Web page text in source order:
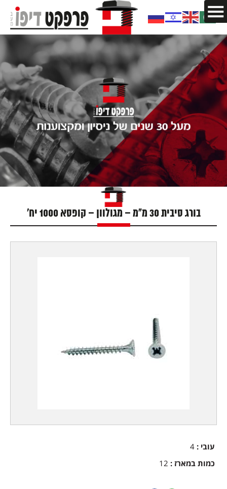
בורג סיבית 30 מ"מ – מגולוון – קופסא 1000 יח'
עובי :
כמות במארז :